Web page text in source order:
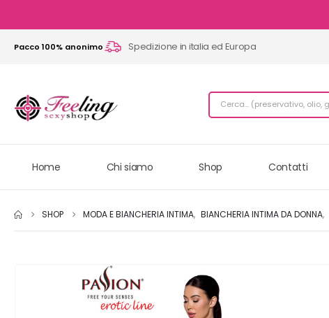
Pacco 100% anonimo Spedizione in italia ed Europa
Home Chi siamo Shop Contatti
SHOP MODA E BIANCHERIA INTIMA, BIANCHERIA INTIMA DA DONNA,